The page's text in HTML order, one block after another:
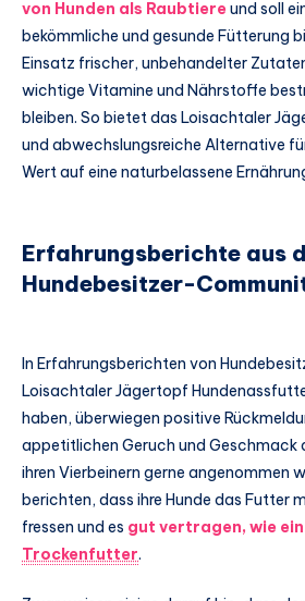
von Hunden als Raubtiere und soll
bekömmliche und gesunde Fütterung
Einsatz frischer, unbehandelter
wichtige Vitamine und Nährstoffe
bleiben. So bietet das Loisachtaler
und abwechslungsreiche Alternative
Wert auf eine naturbelassene
Erfahrungsberichte aus
Hundebesitzer-
In Erfahrungsberichten von
Loisachtaler Jägertopf
haben, überwiegen positive
appetitlichen Geruch und Geschmack
ihren Vierbeinern gerne angenommen
berichten, dass ihre Hunde das Futter
fressen und es gut vertragen, wie
Trockenfutter.